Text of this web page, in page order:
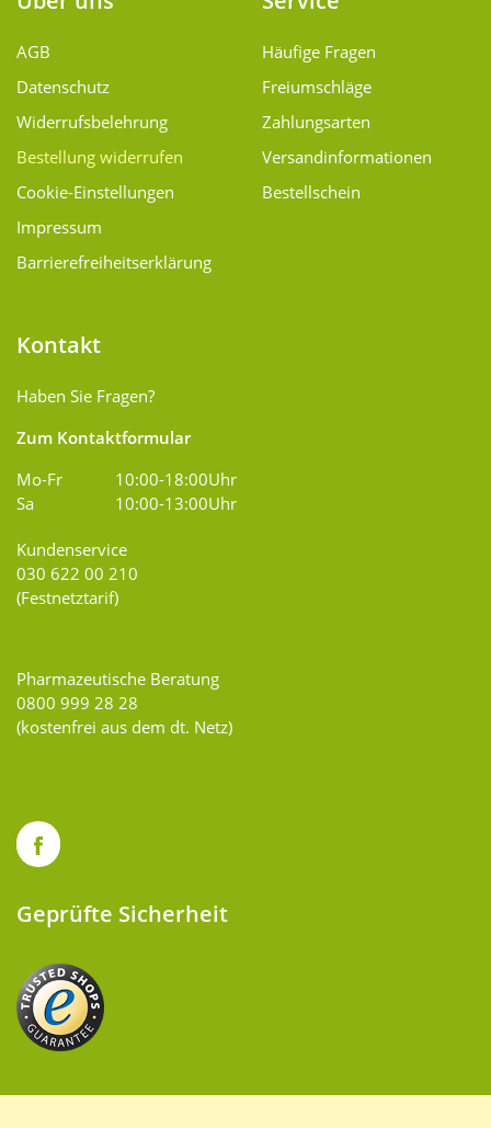
AGB
Datenschutz
Widerrufsbelehrung
Bestellung widerrufen
Cookie-Einstellungen
Impressum
Barrierefreiheitserklärung
Häufige Fragen
Freiumschläge
Zahlungsarten
Versand­informationen
Bestellschein
Kontakt
Haben Sie Fragen?
Zum Kontaktformular
Mo-Fr
10:00-18:00Uhr
Sa
10:00-13:00Uhr
Kundenservice
030 622 00 210
(Festnetztarif)
Pharmazeutische Beratung
0800 999 28 28
(kostenfrei aus dem dt. Netz)
Geprüfte Sicherheit